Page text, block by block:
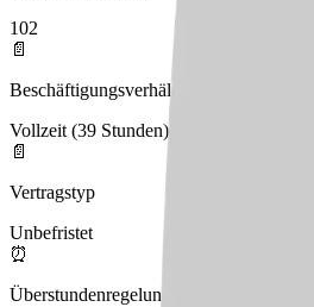
102
📄
Beschäftigungsverhältnis
Vollzeit (39 Stunden)
📄
Vertragstyp
Unbefristet
⏰
Überstundenregelung